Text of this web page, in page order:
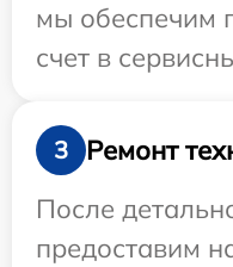
мы обеспечим
счет в
3
Ремонт
После
предоставим